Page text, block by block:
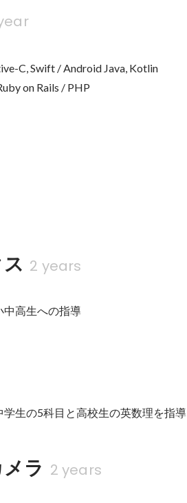
C, Swift / Android Java, Kotlin
on Rails / PHP
2 years
中高生への指導
生の5科目と高校生の英数理を指導
ラ 2 years